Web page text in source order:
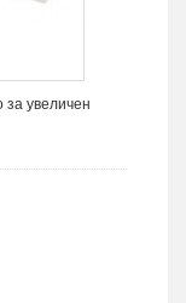
за увеличен